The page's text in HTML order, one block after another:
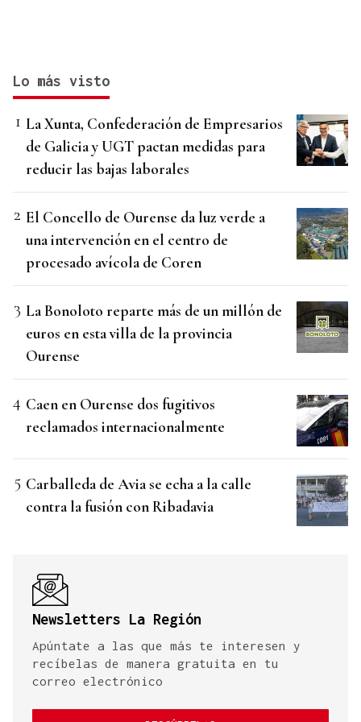
Lo más visto
La Xunta, Confederación de Empresarios
de Galicia y UGT pactan medidas para
reducir las bajas laborales
El Concello de Ourense da luz verde a
una intervención en el centro de
procesado avícola de Coren
La Bonoloto reparte más de un millón de
euros en esta villa de la provincia
Ourense
Caen en Ourense dos fugitivos
reclamados internacionalmente
Carballeda de Avia se echa a la calle
contra la fusión con Ribadavia
Newsletters La Región
Apúntate a las que más te interesen y
recíbelas de manera gratuita en tu
correo electrónico